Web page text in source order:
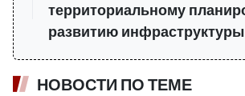
территориальному
развитию инфраструктуры
НОВОСТИ ПО ТЕМЕ